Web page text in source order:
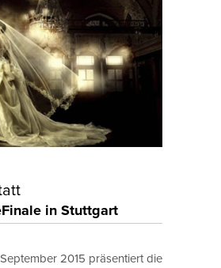
in Stuttgart
2015 präsentiert die